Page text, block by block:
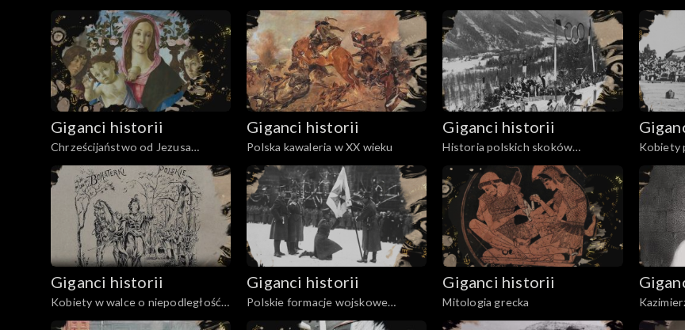
Cezara do Nerona
Giganci historii
Chrześcijaństwo od Jezusa
Chrystusa do Konstantyna
Wielkiego
Giganci historii
Polska kawaleria w XX wieku
Giganci historii
Historia polskich skoków
narciarskich
Kobiety
Giganci historii
Kobiety w walce o niepodległość
Polski
Giganci historii
Polskie formacje wojskowe
podczas Wielkiej Wojny
Giganci historii
Mitologia grecka